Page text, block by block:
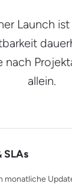
Launch
nach
allein.
SLAs
monatliche